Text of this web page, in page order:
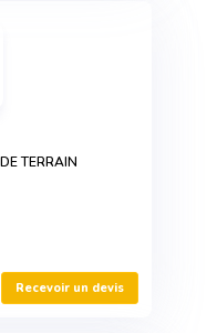
TERRAIN
Recevoir un devis